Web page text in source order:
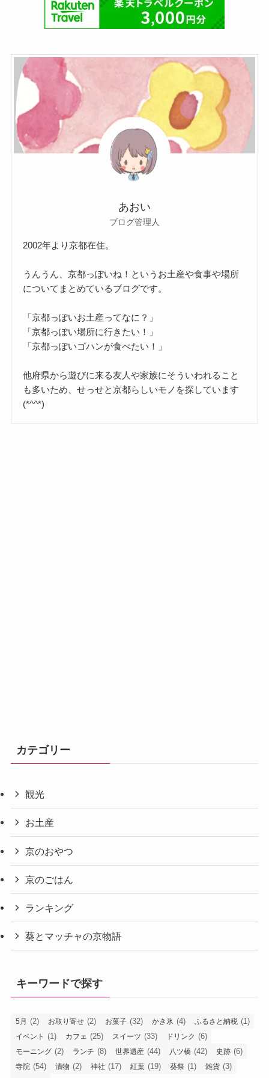
あおい
ブログ管理人
2002年より京都在住。
うんうん、京都っぽいね！というお土産や食事や場所
についてまとめているブログです。
「京都っぽいお土産ってなに？」
「京都っぽい場所に行きたい！」
「京都っぽいゴハンが食べたい！」
他府県から遊びに来る友人や家族にそういわれること
も多いため、せっせと京都らしいモノを探しています
(*^^*)
カテゴリー
観光
お土産
京のおやつ
京のごはん
ランキング
葵とマッチャの京物語
キーワードで探す
5月 (2) お取り寄せ (2) お菓子 (32) かき氷 (4) ふるさと納税 (1)
イベント (1) カフェ (25) スイーツ (33) ドリンク (6)
モーニング (2) ランチ (8) 世界遺産 (44) 八ツ橋 (42) 史跡 (6)
寺院 (54) 漬物 (2) 神社 (17) 紅葉 (19) 葵祭 (1) 雑貨 (3)